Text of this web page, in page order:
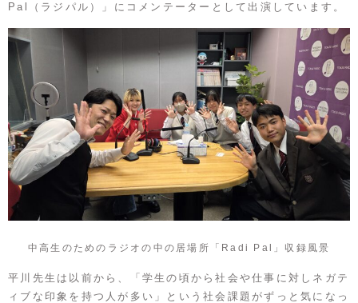
Pal（ラジパル）」にコメンテーターとして出演しています。
中高生のためのラジオの中の居場所「Radi Pal」収録風景
平川先生は以前から、「学生の頃から社会や仕事に対しネガテ
ィブな印象を持つ人が多い」という社会課題がずっと気になっ